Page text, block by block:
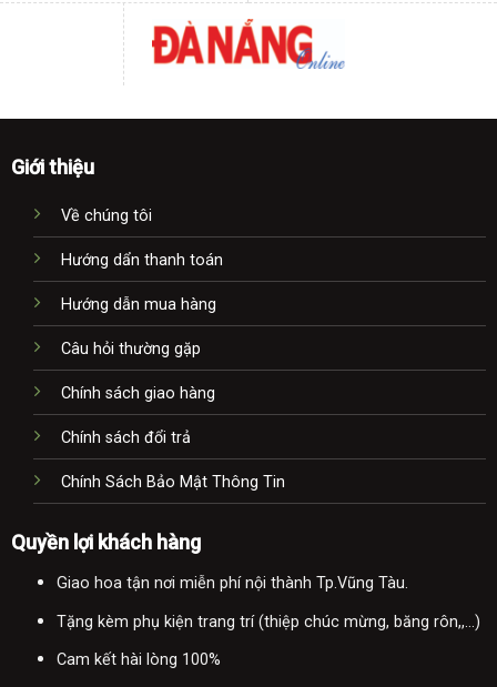
Giới thiệu
Về chúng tôi
Hướng dẩn thanh toán
Hướng dẫn mua hàng
Câu hỏi thường gặp
Chính sách giao hàng
Chính sách đổi trả
Chính Sách Bảo Mật Thông Tin
Quyền lợi khách hàng
Giao hoa tận nơi miễn phí nội thành Tp.Vũng Tàu.
Tặng kèm phụ kiện trang trí (thiệp chúc mừng, băng rôn,,...)
Cam kết hài lòng 100%